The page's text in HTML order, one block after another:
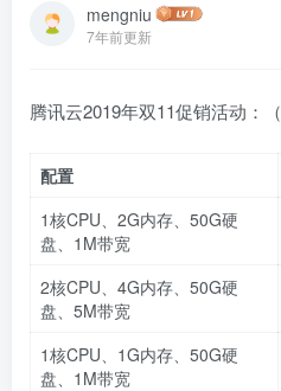
mengniu
7年前更新
腾讯云2019年双11促销活动：（
配置
1核CPU、2G内存、50G硬
盘、1M带宽
2核CPU、4G内存、50G硬
盘、5M带宽
1核CPU、1G内存、50G硬
盘、1M带宽